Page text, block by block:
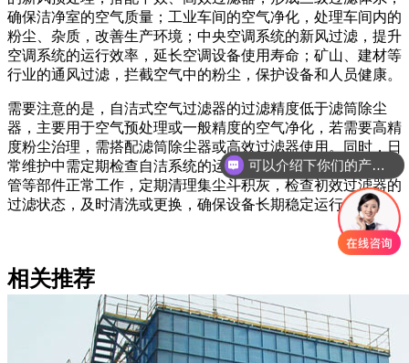
确保洁净室的空气质量；工业车间的空气净化，处理车间内的
粉尘、杂质，改善生产环境；中央空调系统的新风过滤，提升
空调系统的运行效率，延长空调设备使用寿命；矿山、建材等
行业的通风过滤，拦截空气中的粉尘，保护设备和人员健康。
需要注意的是，自洁式空气过滤器的过滤精度低于滤筒除尘
器，主要用于空气预处理或一般精度的空气净化，若需要高精
度粉尘治理，需搭配滤筒除尘器或高效过滤器使用。同时，日
常维护中需定期检查自洁系统的运行状态，确保脉冲阀、喷吹
管等部件正常工作，定期清理集尘斗积灰，检查初效过滤器的
过滤状态，及时清洗或更换，确保设备长期稳定运行。
相关推荐
可以介绍下你们的产品么
你们是怎么收费的呢